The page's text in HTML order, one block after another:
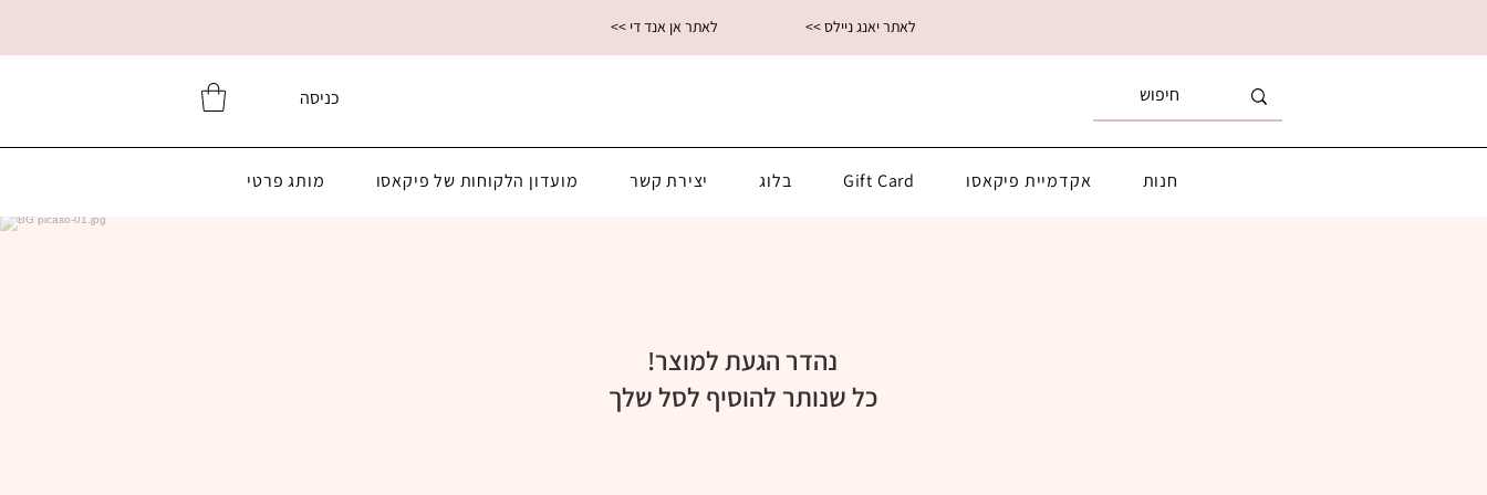
<< לאתר אן אנד די << לאתר יאנג ניילס
כניסה
חנות אקדמיית פיקאסו Gift Card בלוג יצירת קשר מועדון הלקוחות של פיקאסו מותג פרטי
נהדר הגעת למוצר!
כל שנותר להוסיף לסל שלך